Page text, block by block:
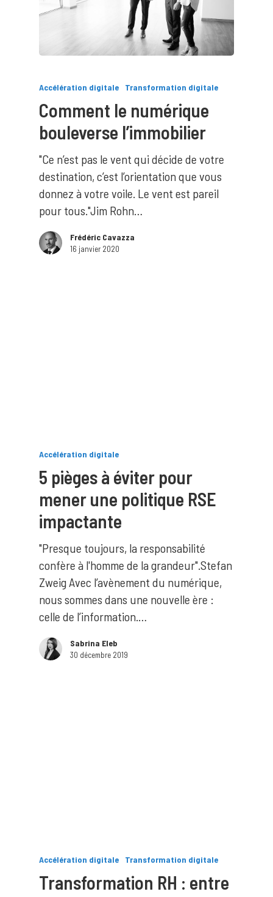
Accélération digitale Transformation digitale
Comment le numérique
bouleverse l’immobilier
"Ce n’est pas le vent qui décide de votre
destination, c’est l’orientation que vous
donnez à votre voile. Le vent est pareil
pour tous."Jim Rohn…
Frédéric Cavazza
16 janvier 2020
Accélération digitale
5 pièges à éviter pour
mener une politique RSE
impactante
"Presque toujours, la responsabilité
confère à l'homme de la grandeur".Stefan
Zweig Avec l’avènement du numérique,
nous sommes dans une nouvelle ère :
celle de l’information.…
Sabrina Eleb
30 décembre 2019
Accélération digitale Transformation digitale
Transformation RH : entre